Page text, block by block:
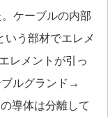
ケーブルの内部
いう部材でエレメ
レメントが引っ
ルグランド→
導体は分離して